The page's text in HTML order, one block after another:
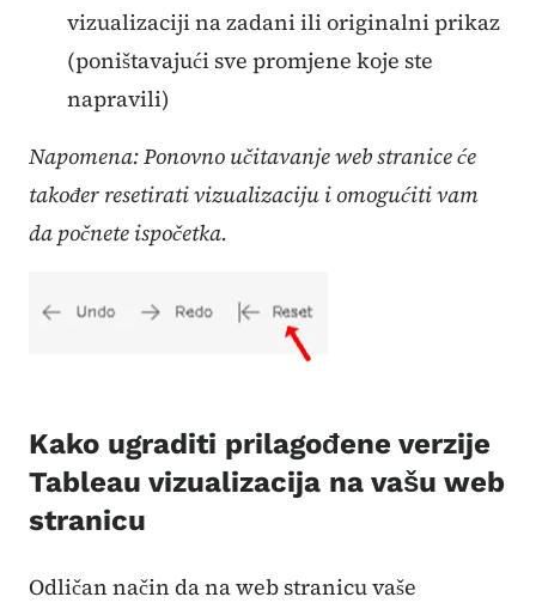
vizualizaciji na zadani ili originalni prikaz
(poništavajući sve promjene koje ste
napravili)
Napomena: Ponovno učitavanje web stranice će
također resetirati vizualizaciju i omogućiti vam
da počnete ispočetka.
Kako ugraditi prilagođene verzije
Tableau vizualizacija na vašu web
stranicu
Odličan način da na web stranicu vaše